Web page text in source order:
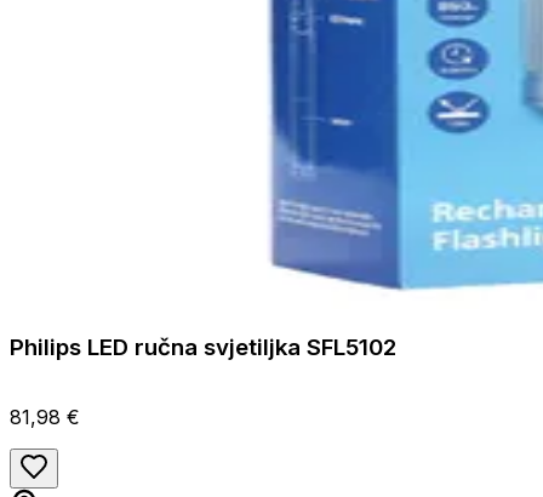
Philips LED ručna svjetiljka SFL5102
81,98 €